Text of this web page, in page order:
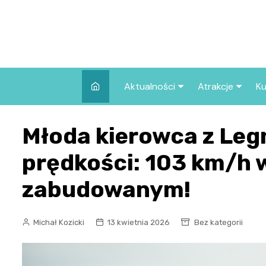
Aktualności
Wszystkie wpisy
Atrakcje
we Wrocławiu
Co warto
Wrocławiu?
Młoda kierowca z
prędkości: 103 km/h
zabudowanym!
Michał Kozicki 13 kwietnia 2026 Bez kategorii